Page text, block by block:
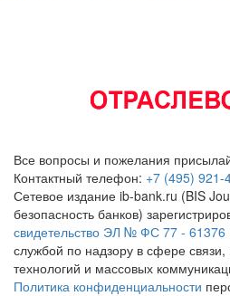
Все вопросы и пожелания
Контактный телефон: +7 (495) 921-
Сетевое издание ib-bank.ru (BIS
безопасность банков)
свидетельство ЭЛ № ФС 77 - 61376
службой по надзору в сфере
технологий и массовых
Политика конфиденциальности